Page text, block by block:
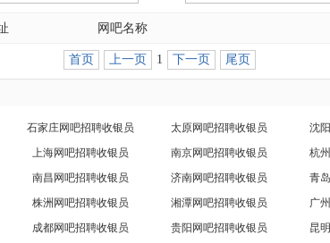
网吧名称
首页 上一页 1 下一页 尾页
石家庄网吧招聘收银员 太原网吧招聘收银员 沈
上海网吧招聘收银员 南京网吧招聘收银员 杭
南昌网吧招聘收银员 济南网吧招聘收银员 青
株洲网吧招聘收银员 湘潭网吧招聘收银员 广
成都网吧招聘收银员 贵阳网吧招聘收银员 昆